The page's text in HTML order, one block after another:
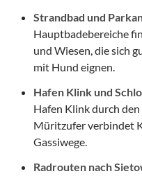
Strandbad und
Hauptbadebereiche
und Wiesen, die sich
mit Hund eignen.
Hafen Klink und
Hafen Klink durch
Müritzufer verbindet
Gassiwege.
Radrouten nach